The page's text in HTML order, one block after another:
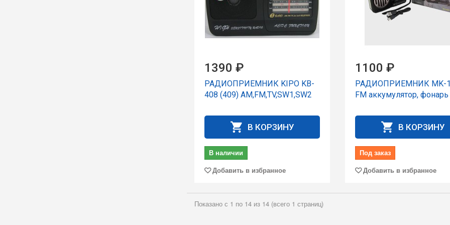
1390 ₽
РАДИОПРИЕМНИК KIPO KB-
408 (409) AM,FM,TV,SW1,SW2
В КОРЗИНУ
В наличии
Добавить в избранное
1100 ₽
РАДИОПРИЕМНИК MK-
FM аккумулятор, фонарь
В КОРЗИНУ
Под заказ
Добавить в избранное
Показано с 1 по 14 из 14 (всего 1 страниц)